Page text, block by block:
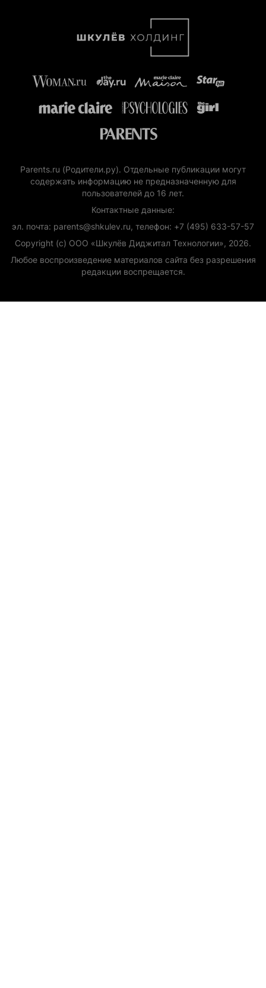
Parents.ru (Родители.ру). Отдельные публикации могут
содержать информацию не предназначенную для
пользователей до 16 лет.
Контактные данные:
эл. почта: parents@shkulev.ru, телефон: +7 (495) 633-57-57
Copyright (с) ООО «Шкулёв Диджитал Технологии», 2026.
Любое воспроизведение материалов сайта без разрешения
редакции воспрещается.